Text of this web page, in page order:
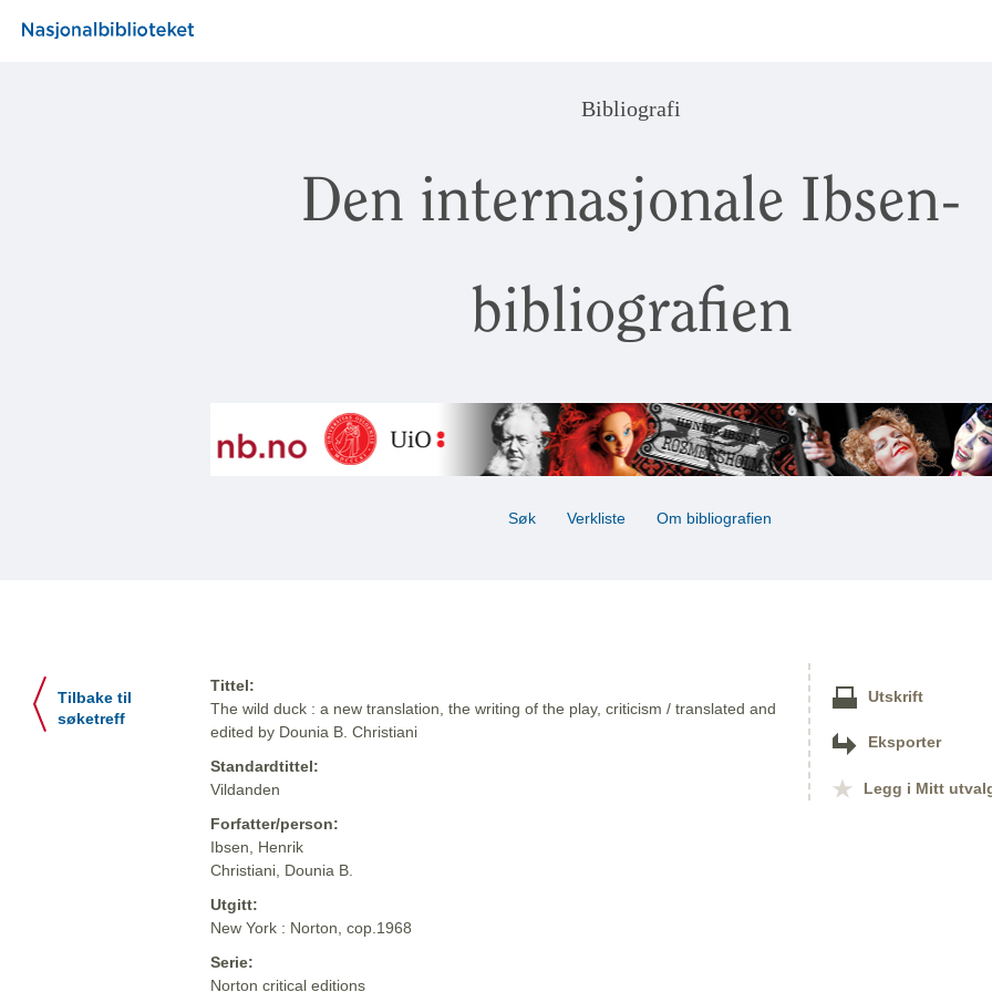
Bibliografi
Den internasjonale Ibsen-
bibliografien
Søk Verkliste Om bibliografien
Tilbake til
søketreff
Tittel:
The wild duck : a new translation, the writing of the play, criticism / translated and
edited by Dounia B. Christiani
Standardtittel:
Vildanden
Forfatter/person:
Ibsen, Henrik
Christiani, Dounia B.
Utgitt:
New York : Norton, cop.1968
Serie:
Norton critical editions
Utskrift
Eksporter
Legg i Mitt